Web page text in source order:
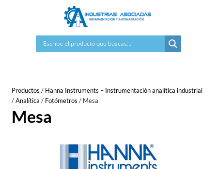
Productos / Hanna Instruments – Instrumentación analítica industrial
/Analítica / Fotómetros / Mesa
Mesa